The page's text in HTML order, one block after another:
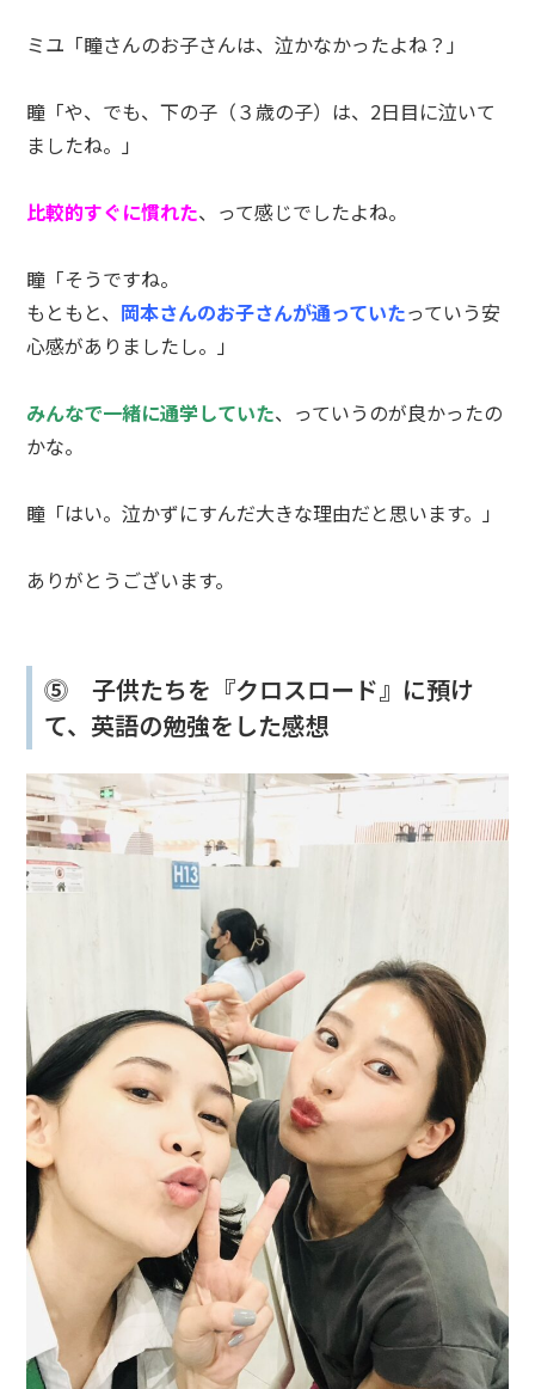
ミユ「瞳さんのお子さんは、泣かなかったよね？」
瞳「や、でも、下の子（３歳の子）は、2日目に泣いて
ましたね。」
比較的すぐに慣れた、って感じでしたよね。
瞳「そうですね。
もともと、 岡本さんのお子さんが通っていたっていう安
心感がありましたし。」
みんなで一緒に通学していた、っていうのが良かったの
かな。
瞳「はい。泣かずにすんだ大きな理由だと思います。」
ありがとうございます。
⓹ 子供たちを『クロスロード』に預け
て、英語の勉強をした感想